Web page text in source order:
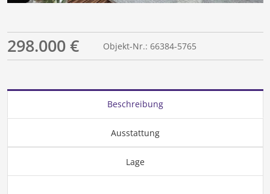
298.000 € Objekt-Nr.: 66384-5765
Beschreibung
Ausstattung
Lage